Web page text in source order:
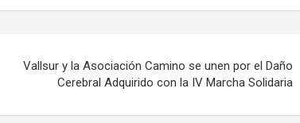
Vallsur y la Asociación Camino se unen por el Daño
Cerebral Adquirido con la IV Marcha Solidaria